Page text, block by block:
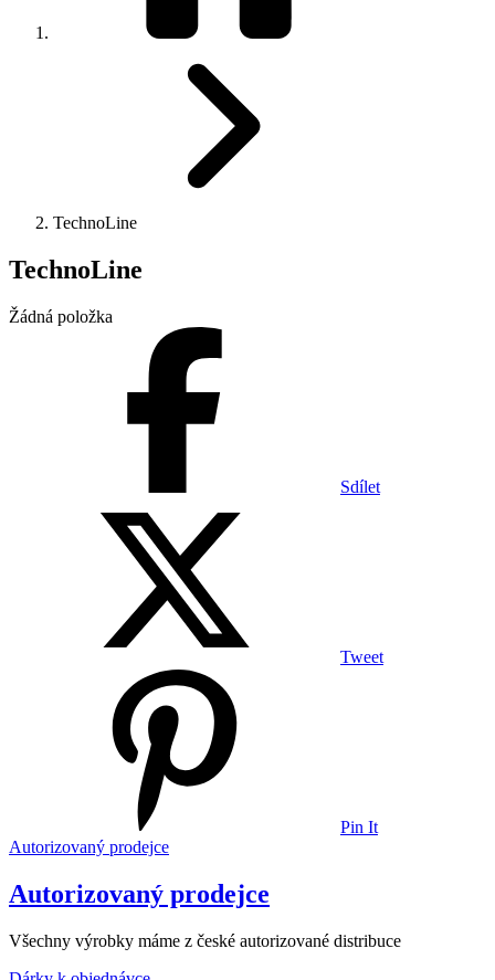
TechnoLine
TechnoLine
Žádná položka
Sdílet
Tweet
Pin It
Autorizovaný prodejce
Autorizovaný prodejce
Všechny výrobky máme z české autorizované distribuce